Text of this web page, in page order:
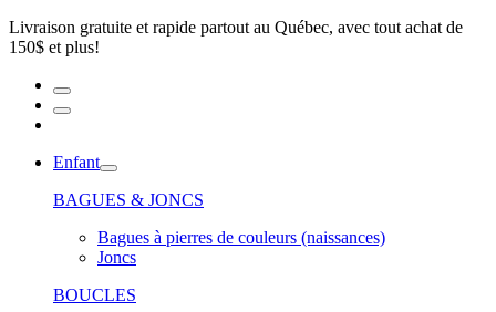
Livraison gratuite et rapide partout au Québec, avec tout achat de
150$ et plus!
Enfant
BAGUES & JONCS
Bagues à pierres de couleurs (naissances)
Joncs
BOUCLES